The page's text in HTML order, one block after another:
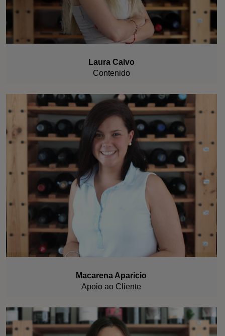
Laura Calvo
Contenido
Macarena Aparicio
Apoio ao Cliente